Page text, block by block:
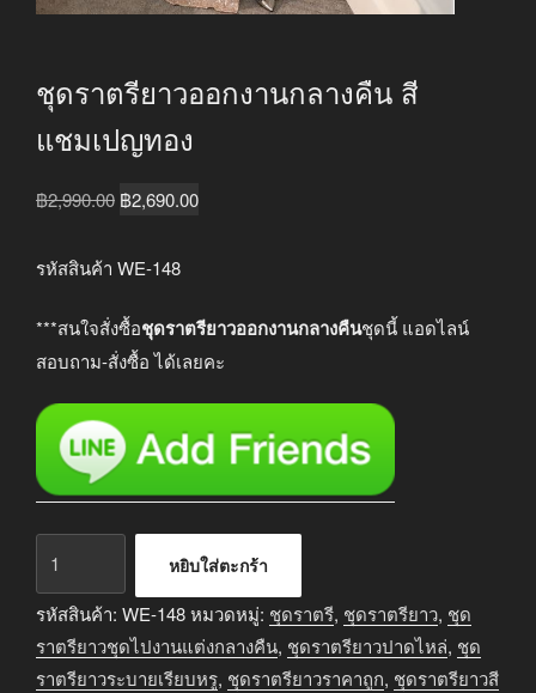
ชุดราตรียาวออกงานกลางคืน สี
แชมเปญทอง
฿2,990.00 Original
was:
฿2,690.00Current
รหัสสินค้า WE-148
***สนใจสั่งซื้อชุดราตรียาวออกงานกลางคืนชุดนี้ แอดไลน์
สอบถาม-สั่งซื้อ ได้เลยคะ
ราตรี
ยาว
ออกงาน
หยิบใส่ตะกร้า
รหัสสินค้า: WE-148หมวดหมู่: ชุดราตรี, ชุดราตรียาว, ชุด
ราตรียาวชุดไปงานแต่งกลางคืน, ชุดราตรียาวปาดไหล่, ชุด
ราตรียาวระบายเรียบหรู, ชุดราตรียาวราคาถูก, ชุดราตรียาวสี